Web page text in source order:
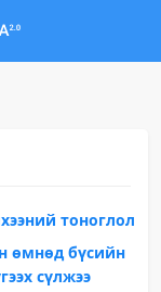
тоноглол
өмнөд бүсийн
сүлжээ